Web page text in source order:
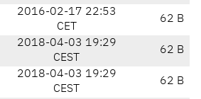
2016-02-17 22:53
CET
62 B
2018-04-03 19:29
CEST
62 B
2018-04-03 19:29
CEST
62 B